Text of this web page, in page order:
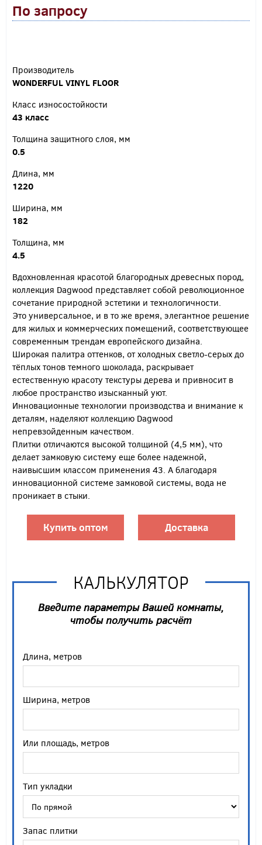
По запросу
Производитель
WONDERFUL VINYL FLOOR
Класс износостойкости
43 класс
Толщина защитного слоя, мм
0.5
Длина, мм
1220
Ширина, мм
182
Толщина, мм
4.5
Вдохновленная красотой благородных древесных пород,
коллекция Dagwood представляет собой революционное
сочетание природной эстетики и технологичности.
Это универсальное, и в то же время, элегантное решение
для жилых и коммерческих помещений, соответствующее
современным трендам европейского дизайна.
Широкая палитра оттенков, от холодных светло-серых до
тёплых тонов темного шоколада, раскрывает
естественную красоту текстуры дерева и привносит в
любое пространство изысканный уют.
Инновационные технологии производства и внимание к
деталям, наделяют коллекцию Dagwood
непревзойденным качеством.
Плитки отличаются высокой толщиной (4,5 мм), что
делает замковую систему еще более надежной,
наивысшим классом применения 43. А благодаря
инновационной системе замковой системы, вода не
проникает в стыки.
Купить оптом Доставка
КАЛЬКУЛЯТОР
Введите параметры Вашей комнаты,
чтобы получить расчёт
Длина, метров
Ширина, метров
Или площадь, метров
Тип укладки
Запас плитки